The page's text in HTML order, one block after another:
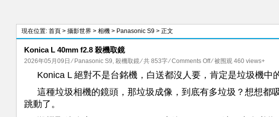
現在位置: 首頁 > 攝影世界 > 相機 > Panasonic S9 > 正文
Konica L 40mm f2.8 殺機取鏡
2026年05月09日 ⁄ Panasonic S9, 殺機取鏡⁄ 共 853字⁄Comments Offon
Konica
40mm
⁄ 被围观 460 views+
Konica L 絕對不是台銘機，白送都沒人要，肯定是垃圾機中
這種垃圾相機的鏡頭，那垃圾成像，到底有多垃圾？想想都
跳動了。